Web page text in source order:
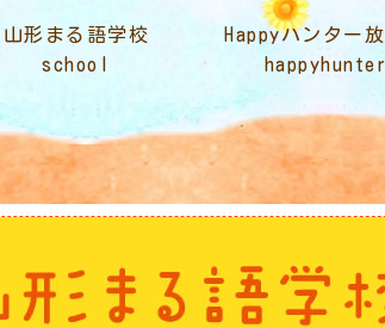
山形まる語学校
school
Happyハンター
happyhunter